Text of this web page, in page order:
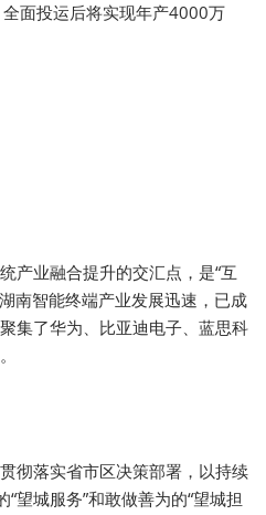
面投运后将实现年产4000万
产业融合提升的交汇点，是“互
南智能终端产业发展迅速，已成
集了华为、比亚迪电子、蓝思科
彻落实省市区决策部署，以持续
望城服务”和敢做善为的“望城担